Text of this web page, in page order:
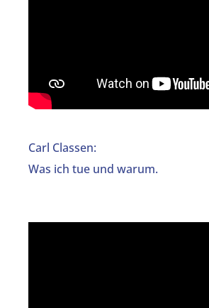
Carl Classen:
Was ich tue und warum.